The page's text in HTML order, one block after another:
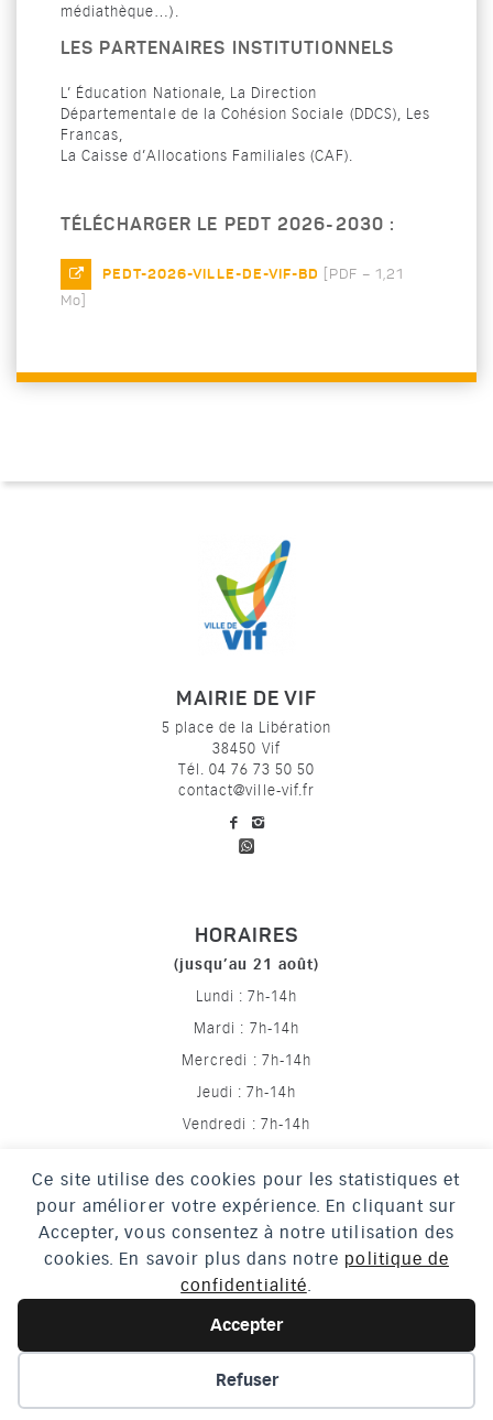
Ce site utilise des cookies pour les statistiques et
pour améliorer votre expérience. En cliquant sur
Accepter, vous consentez à notre utilisation des
cookies. En savoir plus dans notre politique de
confidentialité.
Accepter
Refuser
EN 1 CLIC
médiathèque…).
LES PARTENAIRES INSTITUTIONNELS
L’ Éducation Nationale, La Direction
Départementale de la Cohésion Sociale (DDCS), Les
Francas,
La Caisse d’Allocations Familiales (CAF).
TÉLÉCHARGER LE PEDT 2026-2030 :
PEDT-2026-VILLE-DE-VIF-BD
PDF – 1,21
Mo
MAIRIE DE VIF
5 place de la Libération
38450 Vif
Tél. 04 76 73 50 50
contact@ville-vif.fr
voir notre page facebook
HORAIRES
(jusqu’au 21 août)
Lundi : 7h-14h
Mardi : 7h-14h
Mercredi : 7h-14h
Jeudi : 7h-14h
Vendredi : 7h-14h
Mentions légales
Politique de confidentialité
Crédits
Accessibilité
Plan du site